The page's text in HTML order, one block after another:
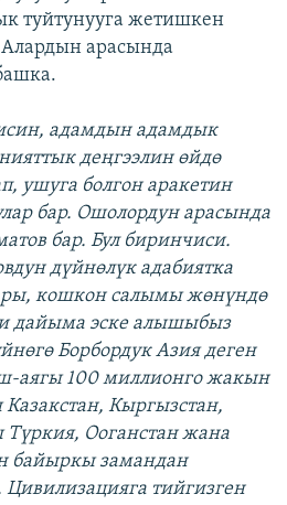
туйтунууга жетишкен
Алардын арасында
адамдын адамдык
деңгээлин өйдө
ушуга болгон аракетин
бар. Ошолордун арасында
бар. Бул биринчиси.
дүйнөлүк адабиятка
кошкон салымы жөнүндө
дайыма эске алышыбыз
Борбордук Азия деген
аягы 100 миллионго жакын
Кыргызстан,
Түркия, Ооганстан жана
байыркы замандан
тийгизген